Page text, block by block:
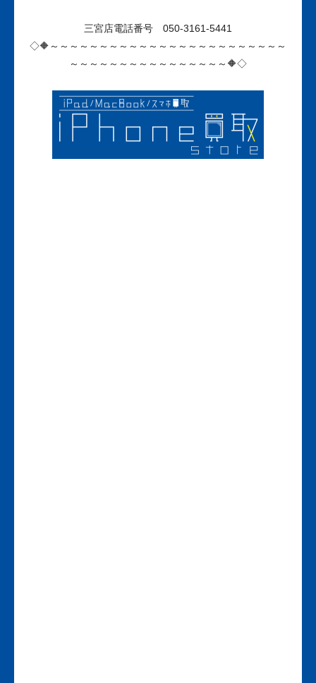
三宮店電話番号 050-3161-5441
◇🔶～～～～～～～～～～～～～～～～～～～～～～～～
～～～～～～～～～～～～～～～～🔶◇